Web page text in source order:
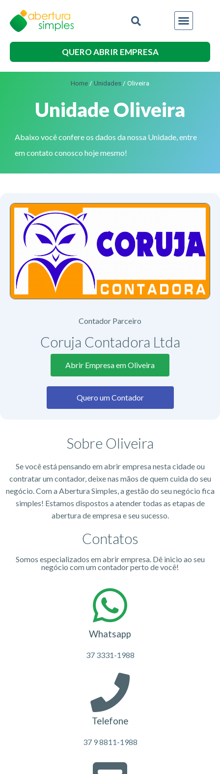
QUERO ABRIR EMPRESA
Home / Unidades / Oliveira
Unidade Oliveira
Abaixo você confere os dados da nossa Unidade, entre
em contato conosco hoje mesmo!
Contador Parceiro
Coruja Contadora Ltda
Abrir Empresa em Oliveira
Quero um Contador
Sobre Oliveira
Se você está pensando em abrir empresa nesta cidade ou
contratar um contador, deixe nas mãos de quem cuida do seu
negócio. Com a Abertura Simples, a gestão do seu negócio fica
simples! Estamos dispostos a atender todas as etapas de
abertura de empresa e seu sucesso.
Contatos
Somos especializados em abrir empresa. Dê inicio ao seu
negócio com um contador perto de você!
Whatsapp
37 3331-1988
Telefone
37 9 8811-1988